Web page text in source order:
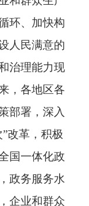
环、加快构
人民满意的
治理能力现
，各地区各
部署，深入
改革，积极
国一体化政
政务服务水
企业和群众